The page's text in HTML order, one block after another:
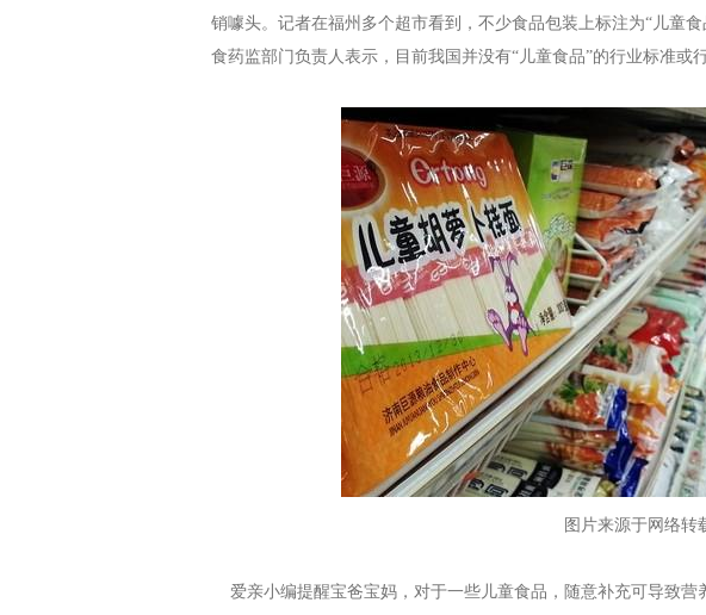
销噱头。记者在福州多个超市看到，不少食品包装上标注为“儿童
食药监部门负责人表示，目前我国并没有“儿童食品”的行业标准或
图片来源于网络转
爱亲小编提醒宝爸宝妈，对于一些儿童食品，随意补充可导致营